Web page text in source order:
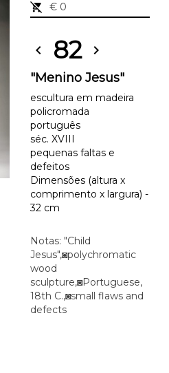
remove_shopping_cart
€ 0
chevron_left 82 chevron_right
"Menino Jesus"
escultura em madeira
policromada
português
séc. XVIII
pequenas faltas e
defeitos
Dimensões (altura x
comprimento x largura) -
32 cm
Notas: "Child
Jesus",◙polychromatic
wood
sculpture,◙Portuguese,
18th C.,◙small flaws and
defects